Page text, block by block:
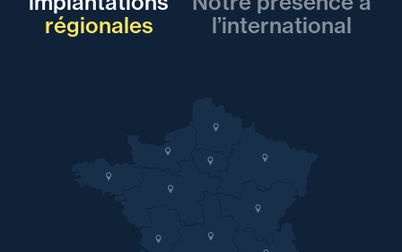
régionales
l’international